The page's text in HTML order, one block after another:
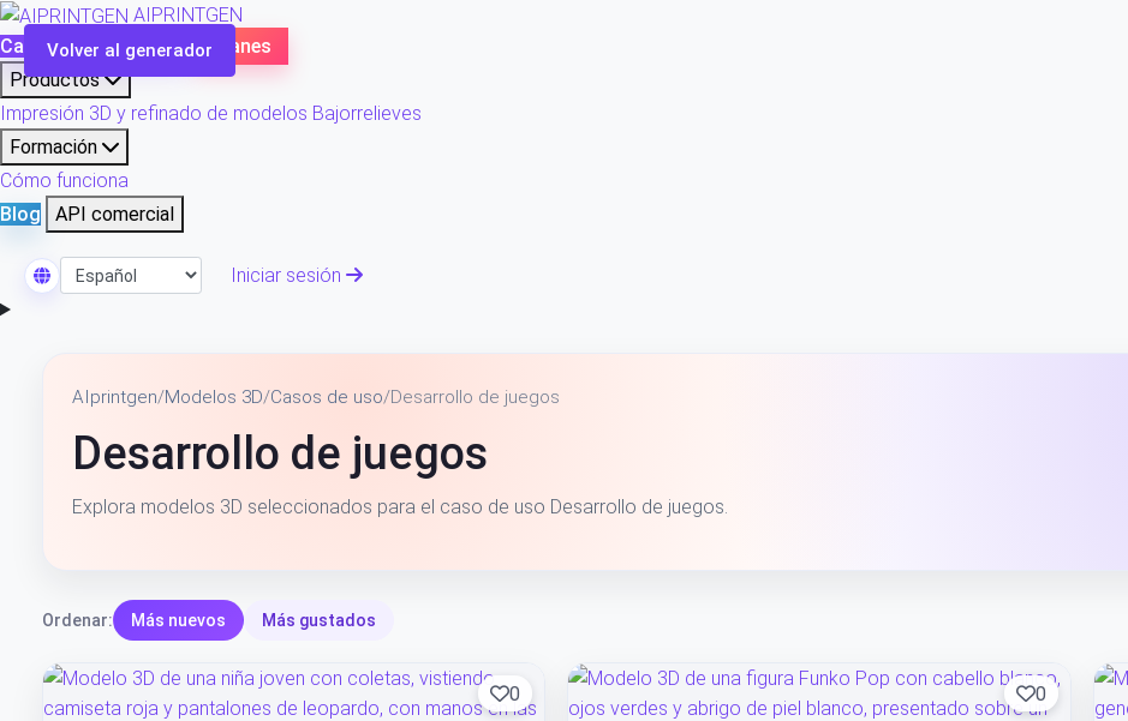
AIPRINTGEN
Catálogo de modelos
Planes
Productos
Impresión 3D y refinado de modelos Bajorrelieves
Formación
Cómo funciona
Blog
API comercial
Seleccionar idioma
Iniciar sesión
Volver al generador
AIprintgen/Modelos 3D/Casos de uso/Desarrollo de juegos
Desarrollo de juegos
Explora modelos 3D seleccionados para el caso de uso Desarrollo de juegos.
Ordenar: Más nuevos Más gustados
0 0